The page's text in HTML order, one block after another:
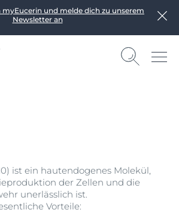
myEucerin und melde dich zu unserem
Newsletter an
ist ein hautendogenes Molekül,
der Zellen und die
unerlässlich ist.
Vorteile: